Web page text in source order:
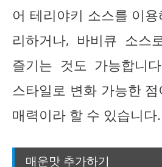
어 테리야키 소스를 이
리하거나, 바비큐 소스
즐기는 것도 가능합니
스타일로 변화 가능한
매력이라 할 수 있습니다.
매운맛 추가하기